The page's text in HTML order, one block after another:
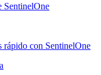
SentinelOne
rápido con SentinelOne